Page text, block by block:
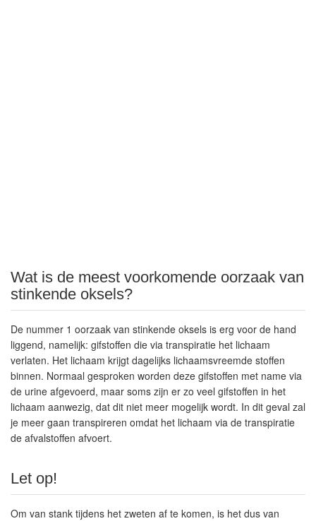
Wat is de meest voorkomende oorzaak van
stinkende oksels?
De nummer 1 oorzaak van stinkende oksels is erg voor de hand
liggend, namelijk: gifstoffen die via transpiratie het lichaam
verlaten. Het lichaam krijgt dagelijks lichaamsvreemde stoffen
binnen. Normaal gesproken worden deze gifstoffen met name via
de urine afgevoerd, maar soms zijn er zo veel gifstoffen in het
lichaam aanwezig, dat dit niet meer mogelijk wordt. In dit geval zal
je meer gaan transpireren omdat het lichaam via de transpiratie
de afvalstoffen afvoert.
Let op!
Om van stank tijdens het zweten af te komen, is het dus van